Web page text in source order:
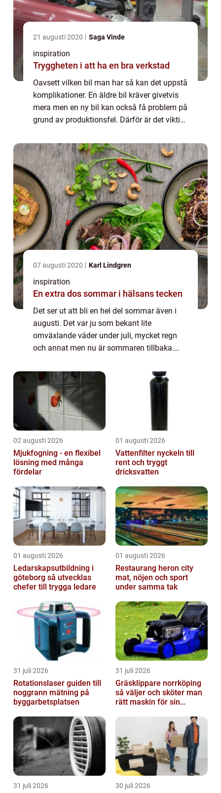
21 augusti 2020 Saga Vinde
inspiration
Tryggheten i att ha en bra verkstad
Oavsett vilken bil man har så kan det uppstå
komplikationer. En äldre bil kräver givetvis
mera men en ny bil kan också få problem på
grund av produktionsfel. Därför är det viktigt
utesluta att något hålle...
07 augusti 2020 Karl Lindgren
inspiration
En extra dos sommar i hälsans tecken
Det ser ut att bli en hel del sommar även i
augusti. Det var ju som bekant lite
omväxlande väder under juli, mycket regn
och annat men nu är sommaren tillbaka.
såklart känns skönt. Delad sol är dubbel sol.
...
02 augusti 2026
Mjukfogning - en flexibel
lösning med många
fördelar
01 augusti 2026
Vattenfilter nyckeln till
rent och tryggt
dricksvatten
01 augusti 2026
Ledarskapsutbildning i
göteborg så utvecklas
chefer till trygga ledare
01 augusti 2026
Restaurang heron city
mat, nöjen och sport
under samma tak
31 juli 2026
Rotationslaser guiden till
noggrann mätning på
byggarbetsplatsen
31 juli 2026
Gräsklippare norrköping
så väljer och sköter man
rätt maskin för sin
31 juli 2026 30 juli 2026